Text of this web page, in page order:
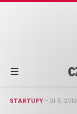
STARTUPY– 01. 5. 2019